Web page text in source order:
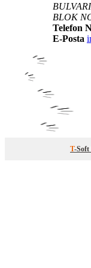
BLOK
Telefon
E-Posta
T-Soft